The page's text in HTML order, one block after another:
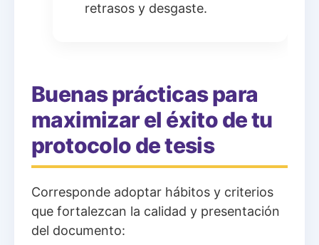
retrasos y desgaste.
Buenas prácticas para
maximizar el éxito de tu
protocolo de tesis
Corresponde adoptar hábitos y criterios
que fortalezcan la calidad y presentación
del documento: